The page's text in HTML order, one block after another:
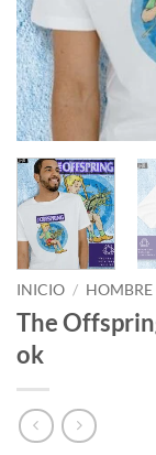
INICIO / HOMBRE
The
ok